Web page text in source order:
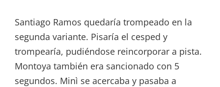
Santiago Ramos quedaría trompeado en la
segunda variante. Pisaría el cesped y
trompearía, pudiéndose reincorporar a pista.
Montoya también era sancionado con 5
segundos. Minì se acercaba y pasaba a